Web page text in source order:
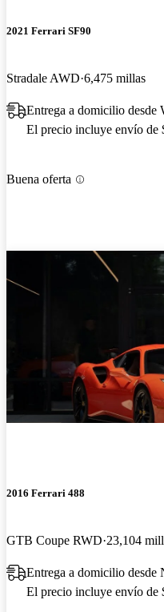
2021 Ferrari SF90
Stradale AWD 6,475 millas
Entrega a domicilio desde
El precio incluye envío de
Buena oferta
2016 Ferrari 488
GTB Coupe RWD 23,104
Entrega a domicilio desde
El precio incluye envío de